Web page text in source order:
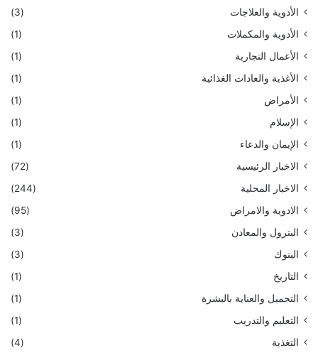
الأدوية والعلاجات
(3)
الأدوية والمكملات
(1)
الأعمال التجارية
(1)
الأغذية والعادات الغذائية
(1)
الأمراض
(1)
الإسلام
(1)
الإيمان والدعاء
(1)
الاخبار الرئيسية
(72)
الاخبار المحلية
(244)
الادوية والامراض
(95)
البترول والمعادن
(3)
البنوك
(3)
التاريخ
(1)
التجميل والعناية بالبشرة
(1)
التعليم والتدريب
(1)
التغذية
(4)